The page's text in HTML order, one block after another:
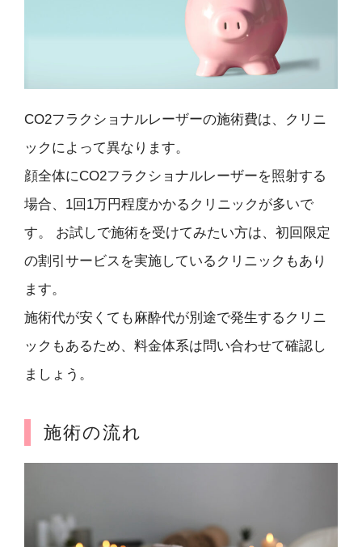
CO2フラクショナルレーザーの施術費は、クリニ
ックによって異なります。
顔全体にCO2フラクショナルレーザーを照射する
場合、1回1万円程度かかるクリニックが多いで
す。 お試しで施術を受けてみたい方は、初回限定
の割引サービスを実施しているクリニックもあり
ます。
施術代が安くても麻酔代が別途で発生するクリニ
ックもあるため、料金体系は問い合わせて確認し
ましょう。
施術の流れ